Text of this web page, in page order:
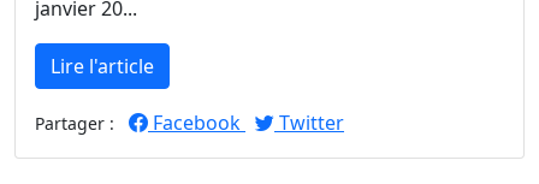
janvier 20...
Lire l'article
Partager : Facebook Twitter